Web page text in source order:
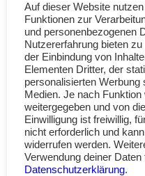
Auf dieser Website
Funktionen zur
und personenbezogenen
Nutzererfahrung bieten
der Einbindung von
Elementen Dritter, der
personalisierten
Medien. Je nach
weitergegeben und von
Einwilligung ist freiwillig,
nicht erforderlich und
widerrufen werden.
Verwendung deiner
Datenschutzerklärung.